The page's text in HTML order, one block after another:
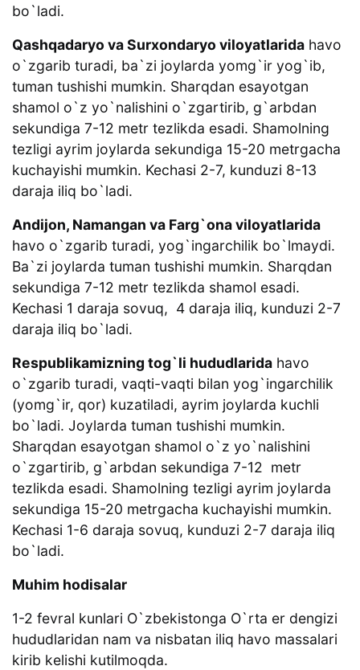
bo`ladi.
Qashqadaryo va Surxondaryo viloyatlarida havo
o`zgarib turadi, ba`zi joylarda yomg`ir yog`ib,
tuman tushishi mumkin. Sharqdan esayotgan
shamol o`z yo`nalishini o`zgartirib, g`arbdan
sekundiga 7-12 metr tezlikda esadi. Shamolning
tezligi ayrim joylarda sekundiga 15-20 metrgacha
kuchayishi mumkin. Kechasi 2-7, kunduzi 8-13
daraja iliq bo`ladi.
Andijon, Namangan va Farg`ona viloyatlarida
havo o`zgarib turadi, yog`ingarchilik bo`lmaydi.
Ba`zi joylarda tuman tushishi mumkin. Sharqdan
sekundiga 7-12 metr tezlikda shamol esadi.
Kechasi 1 daraja sovuq, 4 daraja iliq, kunduzi 2-7
daraja iliq bo`ladi.
Respublikamizning tog`li hududlarida havo
o`zgarib turadi, vaqti-vaqti bilan yog`ingarchilik
(yomg`ir, qor) kuzatiladi, ayrim joylarda kuchli
bo`ladi. Joylarda tuman tushishi mumkin.
Sharqdan esayotgan shamol o`z yo`nalishini
o`zgartirib, g`arbdan sekundiga 7-12 metr
tezlikda esadi. Shamolning tezligi ayrim joylarda
sekundiga 15-20 metrgacha kuchayishi mumkin.
Kechasi 1-6 daraja sovuq, kunduzi 2-7 daraja iliq
bo`ladi.
Muhim hodisalar
1-2 fevral kunlari O`zbekistonga O`rta er dengizi
hududlaridan nam va nisbatan iliq havo massalari
kirib kelishi kutilmoqda.